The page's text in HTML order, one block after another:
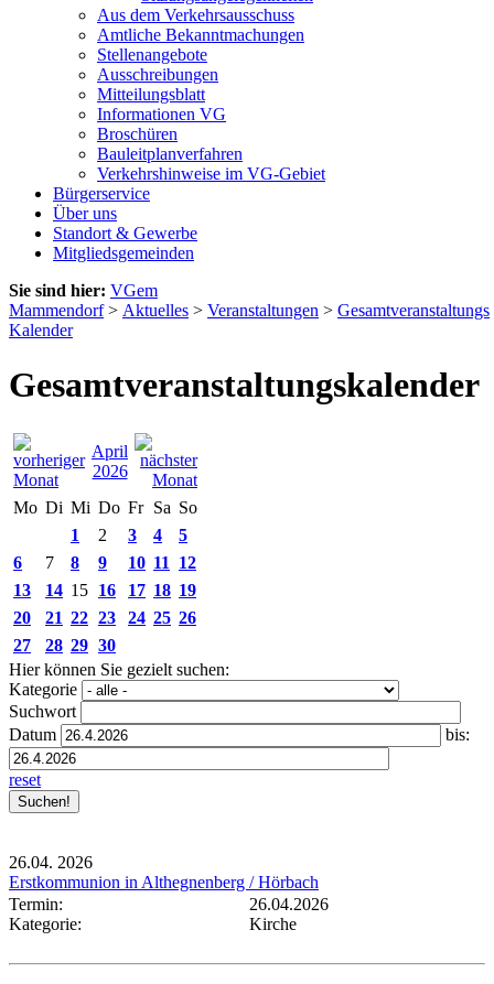
Aus dem Verkehrsausschuss
Amtliche Bekanntmachungen
Stellenangebote
Ausschreibungen
Mitteilungsblatt
Informationen VG
Broschüren
Bauleitplanverfahren
Verkehrshinweise im VG-Gebiet
Bürgerservice
Über uns
Standort & Gewerbe
Mitgliedsgemeinden
Sie sind hier: VGem
Mammendorf> Aktuelles > Veranstaltungen > Gesamtveranstaltungs
Kalender
Gesamtveranstaltungskalender
April
2026
Mo Di Mi Do Fr Sa So
1
2 3 4
5
6
7 8 9 10 11
12
13
14 15 16 17 18 19
20
21 22 23 24 25 26
27
28 29 30
Hier können Sie gezielt suchen:
Kategorie
Suchwort
Datum
bis:
reset
26.04. 2026
Erstkommunion in Althegnenberg / Hörbach
Termin:
26.04.2026
Kategorie:
Kirche